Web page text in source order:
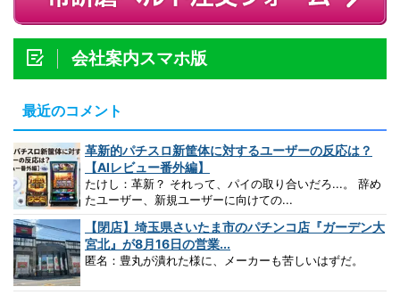
会社案内スマホ版
最近のコメント
革新的パチスロ新筐体に対するユーザーの反応は？
【AIレビュー番外編】
たけし：革新？ それって、パイの取り合いだろ...。 辞め
たユーザー、新規ユーザーに向けての...
【閉店】埼玉県さいたま市のパチンコ店『ガーデン大
宮北』が8月16日の営業...
匿名：豊丸が潰れた様に、メーカーも苦しいはずだ。